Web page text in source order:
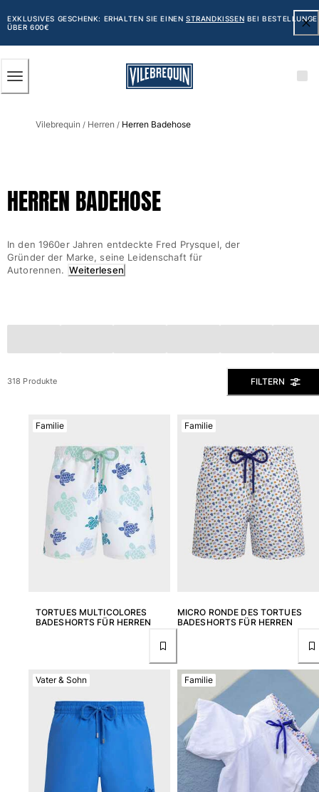
HAUPTINHALT
SPRINGEN
EXKLUSIVES GESCHENK: ERHALTEN SIE EINENSTRANDKISSEN BEI
ÜBER 600€
Alle Herren anzeigen
Klassische
Bestickte Nummerierte Auflage
Flat belts
Magische Bademode
Polohemden
Shirts
Shorts
Pullover und Strickjacke
Oberbekleidung
Hosen
Pullover
T-Shirts
Große Größen
Bademode
Oberteile
Vilebrequin / Herren / Herren Badehose
HERREN BADEHOSE
In den 1960er Jahren entdeckte Fred Prysquel, der
Gründer der Marke, seine Leidenschaft für
Autorennen. Weiterlesen
318 Produkte FILTERN
TORTUES MULTICOLORES
BADESHORTS FÜR HERREN
Familie
MICRO RONDE DES TORTUES
BADESHORTS FÜR HERREN
Familie
Vater & Sohn Familie